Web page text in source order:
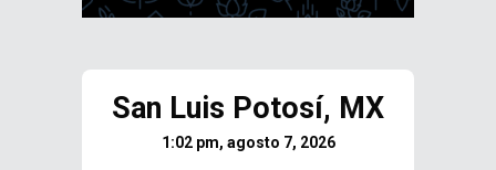
San Luis Potosí, MX
1:02 pm, agosto 7, 2026